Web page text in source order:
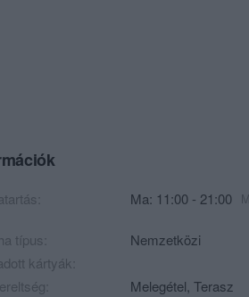
Ma: 11:00 - 21:00
típus:
Nemzetközi
kártyák:
Melegétel, Terasz